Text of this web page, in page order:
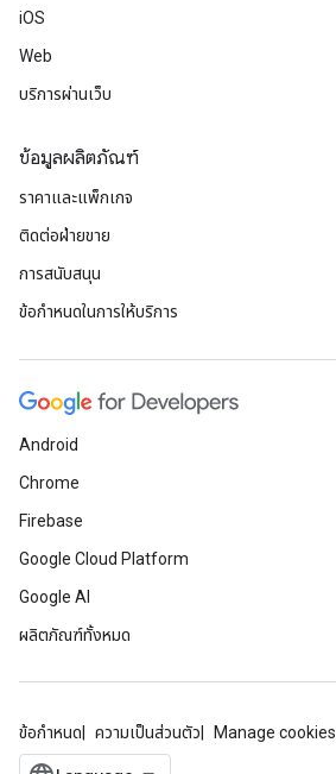
iOS
Web
บริการผ่านเว็บ
ข้อมูลผลิตภัณฑ์
ราคาและแพ็กเกจ
ติดต่อฝ่ายขาย
การสนับสนุน
ข้อกำหนดในการให้บริการ
Android
Chrome
Firebase
Google Cloud Platform
Google AI
ผลิตภัณฑ์ทั้งหมด
ข้อกำหนด ความเป็นส่วนตัว Manage cookies